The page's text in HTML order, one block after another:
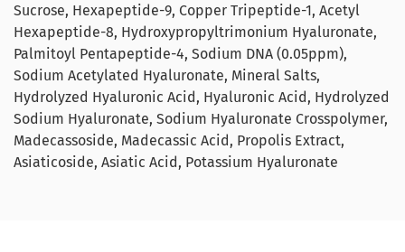
Sucrose, Hexapeptide-9, Copper Tripeptide-1, Acetyl
Hexapeptide-8, Hydroxypropyltrimonium Hyaluronate,
Palmitoyl Pentapeptide-4, Sodium DNA (0.05ppm),
Sodium Acetylated Hyaluronate, Mineral Salts,
Hydrolyzed Hyaluronic Acid, Hyaluronic Acid, Hydrolyzed
Sodium Hyaluronate, Sodium Hyaluronate Crosspolymer,
Madecassoside, Madecassic Acid, Propolis Extract,
Asiaticoside, Asiatic Acid, Potassium Hyaluronate